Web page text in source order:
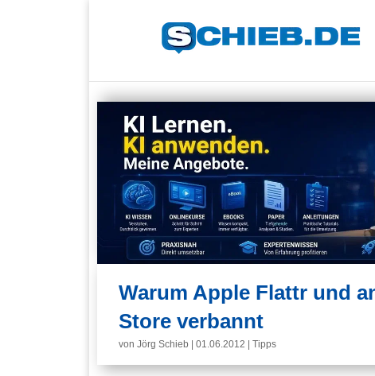
Warum Apple Flattr und
Store verbannt
von Jörg Schieb 01.06.2012 Tipps